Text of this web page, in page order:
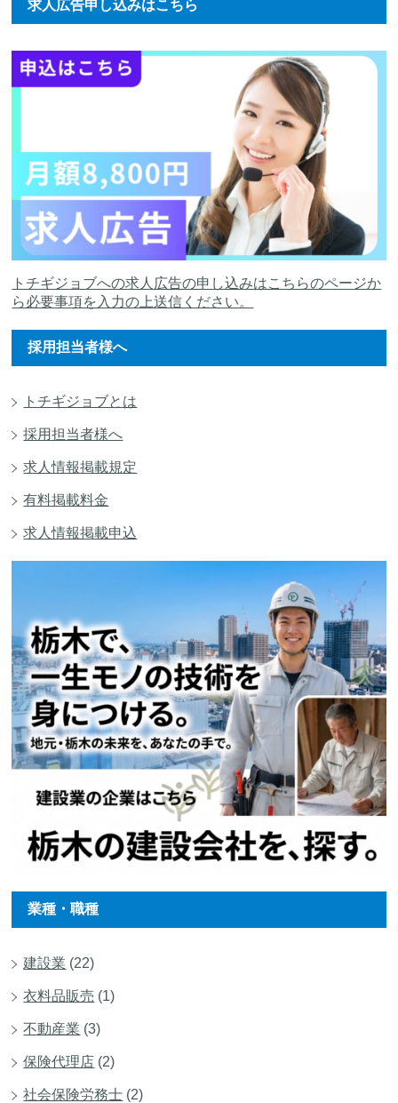
求人広告申し込みはこちら
トチギジョブへの求人広告の申し込みはこちらのページか
ら必要事項を入力の上送信ください。
採用担当者様へ
トチギジョブとは
採用担当者様へ
求人情報掲載規定
有料掲載料金
求人情報掲載申込
業種・職種
建設業 (22)
衣料品販売 (1)
不動産業 (3)
保険代理店 (2)
社会保険労務士 (2)